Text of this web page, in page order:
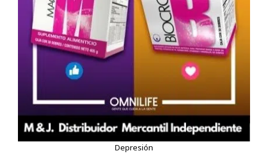
Depresión